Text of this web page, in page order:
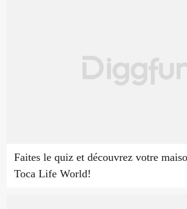
Faites le quiz et découvrez votre
Toca Life World!